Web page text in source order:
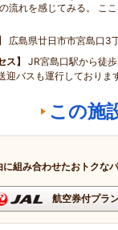
流れを感じてみる。 こ
広島県廿日市市宮島口3
ス
JR宮島口駅から徒
迎バスも運行しておりま
この施
組み合わせたおトクな
航空券付プラ